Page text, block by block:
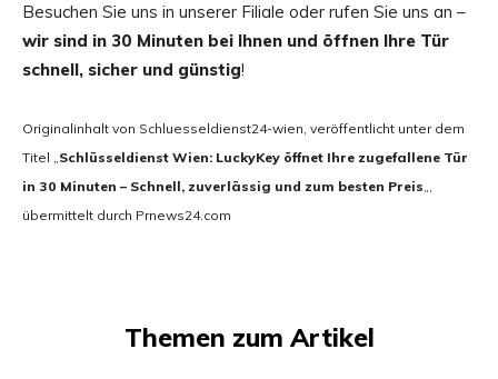
Besuchen Sie uns in unserer Filiale oder rufen Sie uns an –
wir sind in 30 Minuten bei Ihnen und öffnen Ihre Tür
schnell, sicher und günstig!
Originalinhalt von Schluesseldienst24-wien, veröffentlicht unter dem
Titel „Schlüsseldienst Wien: LuckyKey öffnet Ihre zugefallene Tür
in 30 Minuten – Schnell, zuverlässig und zum besten Preis„,
übermittelt durch Prnews24.com
Themen zum Artikel